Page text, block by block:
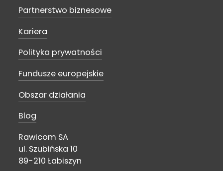
Partnerstwo biznesowe
Kariera
Polityka prywatności
Fundusze europejskie
Obszar działania
Blog
Rawicom SA
ul. Szubińska 10
89-210 Łabiszyn